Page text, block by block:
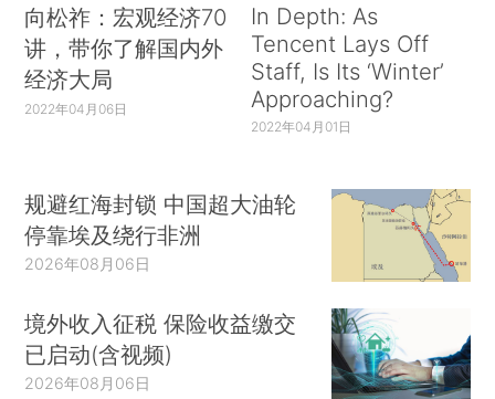
向松祚：宏观经济70
讲，带你了解国内外
经济大局
2022年04月06日
In Depth: As
Tencent Lays Off
Staff, Is Its ‘Winter’
Approaching?
2022年04月01日
规避红海封锁 中国超大油轮
停靠埃及绕行非洲
2026年08月06日
境外收入征税 保险收益缴交
已启动(含视频)
2026年08月06日